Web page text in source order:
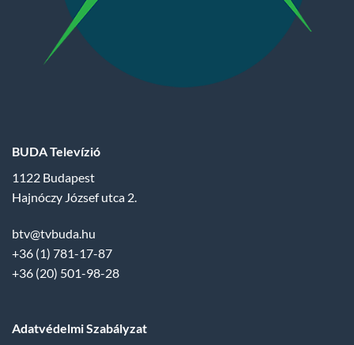
BUDA Televízió
1122 Budapest
Hajnóczy József utca 2.
btv@tvbuda.hu
+36 (1) 781-17-87
+36 (20) 501-98-28
Adatvédelmi Szabályzat